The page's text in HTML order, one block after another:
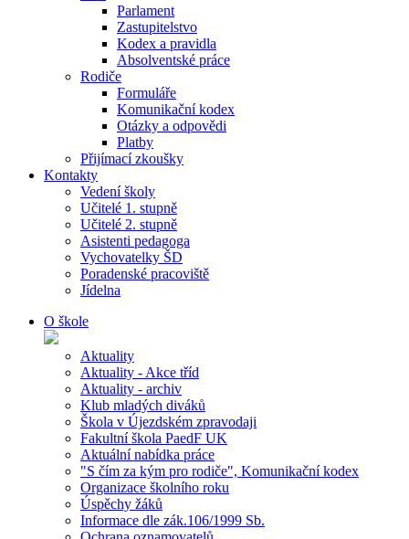
Parlament
Zastupitelstvo
Kodex a pravidla
Absolventské práce
Rodiče
Formuláře
Komunikační kodex
Otázky a odpovědi
Platby
Přijímací zkoušky
Kontakty
Vedení školy
Učitelé 1. stupně
Učitelé 2. stupně
Asistenti pedagoga
Vychovatelky ŠD
Poradenské pracoviště
Jídelna
O škole
Aktuality
Aktuality - Akce tříd
Aktuality - archiv
Klub mladých diváků
Škola v Újezdském zpravodaji
Fakultní škola PaedF UK
Aktuální nabídka práce
"S čím za kým pro rodiče", Komunikační kodex
Organizace školního roku
Úspěchy žáků
Informace dle zák.106/1999 Sb.